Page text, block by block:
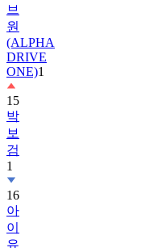
(ALPHA
DRIVE
ONE)1
15
박
보
검
1
16
아
이
유